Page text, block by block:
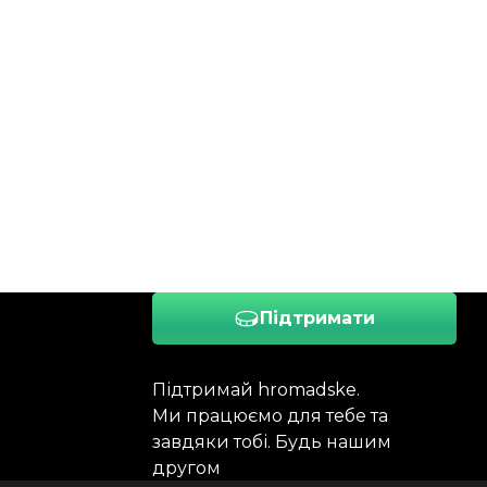
Підтримати
Підтримай hromadske.
Ми працюємо для тебе та
завдяки тобі. Будь нашим
другом